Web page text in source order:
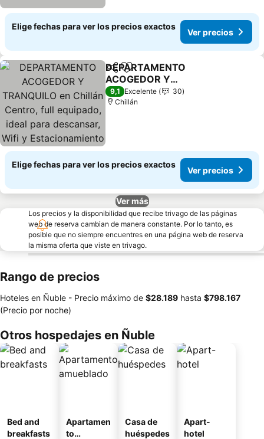
Elige fechas para ver los precios exactos
Ver precios
CompartirAgregar a favoritos
DEPARTAMENTO
ACOGEDOR Y
TRANQUILO en Chillán
Centro, full equipado,
9,1 Excelente
30
Chillán
Elige fechas para ver los precios exactos
Ver precios
Ver más
Los precios y la disponibilidad que recibe trivago de las páginas
web de reserva cambian de manera constante. Por lo tanto, es
posible que no siempre encuentres en una página web de reserva
la misma oferta que viste en trivago.
Rango de precios
Hoteles en Ñuble - Precio máximo de ‎$28.189 hasta ‎$798.167
(Precio por noche)
Otros hospedajes en Ñuble
Bed and
breakfasts
Apartamen
to
Casa de
huéspedes
Apart-
hotel